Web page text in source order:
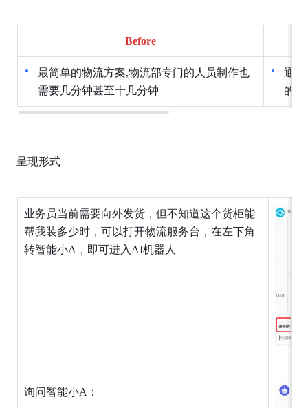
Before
最简单的物流方案,物流部专门的人员制作也
需要几分钟甚至十几分钟
通
的
呈现形式
业务员当前需要向外发货，但不知道这个货柜能
帮我装多少时，可以打开物流服务台，在左下角
转智能小A，即可进入AI机器人
询问智能小A：